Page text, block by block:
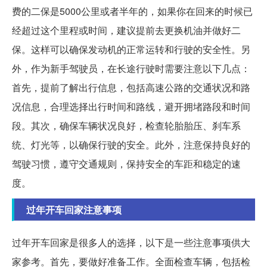
费的二保是5000公里或者半年的，如果你在回来的时候已
经超过这个里程或时间，建议提前去更换机油并做好二
保。这样可以确保发动机的正常运转和行驶的安全性。另
外，作为新手驾驶员，在长途行驶时需要注意以下几点：
首先，提前了解出行信息，包括高速公路的交通状况和路
况信息，合理选择出行时间和路线，避开拥堵路段和时间
段。其次，确保车辆状况良好，检查轮胎胎压、刹车系
统、灯光等，以确保行驶的安全。此外，注意保持良好的
驾驶习惯，遵守交通规则，保持安全的车距和稳定的速
度。
过年开车回家注意事项
过年开车回家是很多人的选择，以下是一些注意事项供大
家参考。首先，要做好准备工作。全面检查车辆，包括检